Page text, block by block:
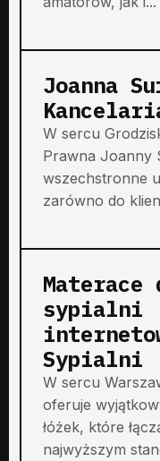
Joanna
W sercu
Prawna Joanny
wszechstronne
zarówno do
Materace
sypialni
Sypialni
W sercu
oferuje
łóżek, które
najwyższym